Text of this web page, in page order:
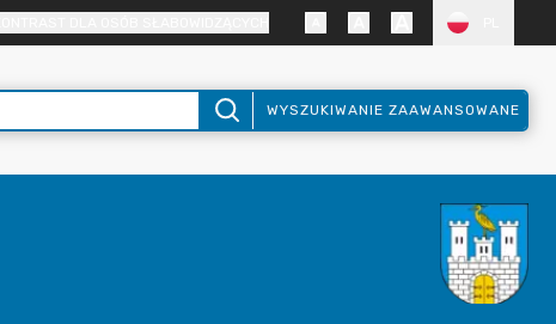
WYSZUKIWANIE ZAAWANSOWANE